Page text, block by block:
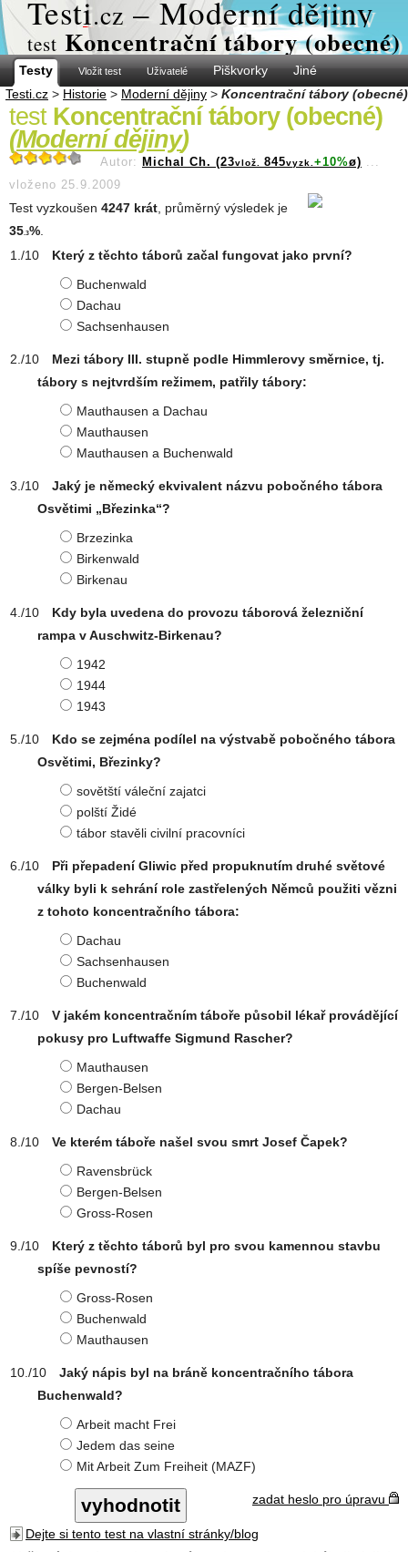
Testi.cz – Moderní dějiny
test Koncentrační tábory (obecné)
Testy Vložit test Uživatelé Piškvorky
Jiné
Testi.cz > Historie > Moderní dějiny > Koncentrační tábory (obecné)
test Koncentrační tábory (obecné)
(Moderní dějiny)
Autor: Michal Ch. (23vlož. 845vyzk. +10%ø) ...
vloženo 25.9.2009
Test vyzkoušen 4247 krát , průměrný výsledek je
35 .3%
Který z těchto táborů začal fungovat jako první?
Buchenwald
Dachau
Sachsenhausen
Mezi tábory III. stupně podle Himmlerovy směrnice, tj.
tábory s nejtvrdším režimem, patřily tábory:
Mauthausen a Dachau
Mauthausen
Mauthausen a Buchenwald
Jaký je německý ekvivalent názvu pobočného tábora
Osvětimi „Březinka“?
Brzezinka
Birkenwald
Birkenau
Kdy byla uvedena do provozu táborová železniční
rampa v Auschwitz-Birkenau?
1942
1944
1943
Kdo se zejména podílel na výstvabě pobočného tábora
Osvětimi, Březinky?
sovětští váleční zajatci
polští Židé
tábor stavěli civilní pracovníci
Při přepadení Gliwic před propuknutím druhé světové
války byli k sehrání role zastřelených Němců použiti vězni
z tohoto koncentračního tábora:
Dachau
Sachsenhausen
Buchenwald
V jakém koncentračním táboře působil lékař provádějící
pokusy pro Luftwaffe Sigmund Rascher?
Mauthausen
Bergen-Belsen
Dachau
Ve kterém táboře našel svou smrt Josef Čapek?
Ravensbrück
Bergen-Belsen
Gross-Rosen
Který z těchto táborů byl pro svou kamennou stavbu
spíše pevností?
Gross-Rosen
Buchenwald
Mauthausen
Jaký nápis byl na bráně koncentračního tábora
Buchenwald?
Arbeit macht Frei
Jedem das seine
Mit Arbeit Zum Freiheit (MAZF)
zadat heslo pro úpravu
Dejte si tento test na vlastní stránky/blog